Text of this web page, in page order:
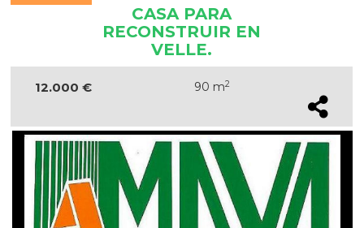
CASA PARA
RECONSTRUIR EN
VELLE.
12.000 € 90 m2